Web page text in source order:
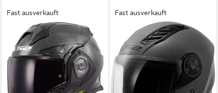
Fast ausverkauft
Motorradhelm FF901 Advant
X Carbon Solid Klapphelm
Schwarz XXL (1er Set),
klapphelm motorrad
390,08 €
469,00 €
Fast ausverkauft
Motorradhelm OF616 Airflow
II Solid Jethelm, vorbereitet
für Kommunikationssystem
55,49 €
-30%